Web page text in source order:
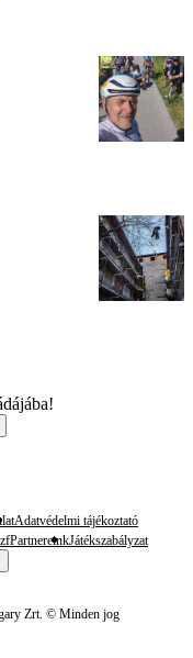
Adatvédelmi tájékoztató
PartnereinkJátékszabályzat
Zrt. © Minden jog